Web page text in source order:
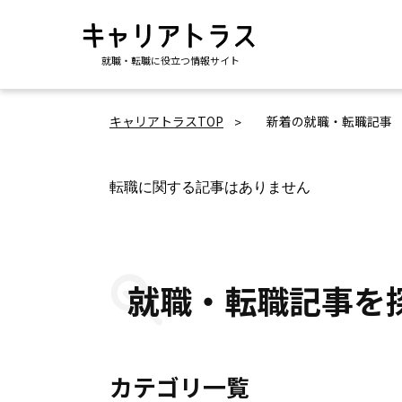
就職・転職に役立つ情報サイト
キャリアトラスTOP 新着の就職・転職記事
転職に関する記事はありません
就職・転職記事を
カテゴリ一覧